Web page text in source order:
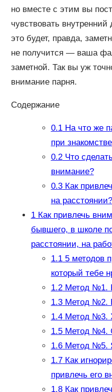
но вместе с этим вы
чувствовать
это будет, правда,
не получится — ваша
заметной. Так вы уж
внимание парня.
Содержание
0.1На что же
при
0.2Что
внимание?
0.3Как
на расстоянии?
1Как привлечь
бывшего, в школе
расстоянии, на
1.15 методов
который тебе
1.2Метод №1.
1.3Метод №2.
1.4Метод №3.
1.5Метод №4.
1.6Метод №5.
1.7Как
привлечь его
1.8Как